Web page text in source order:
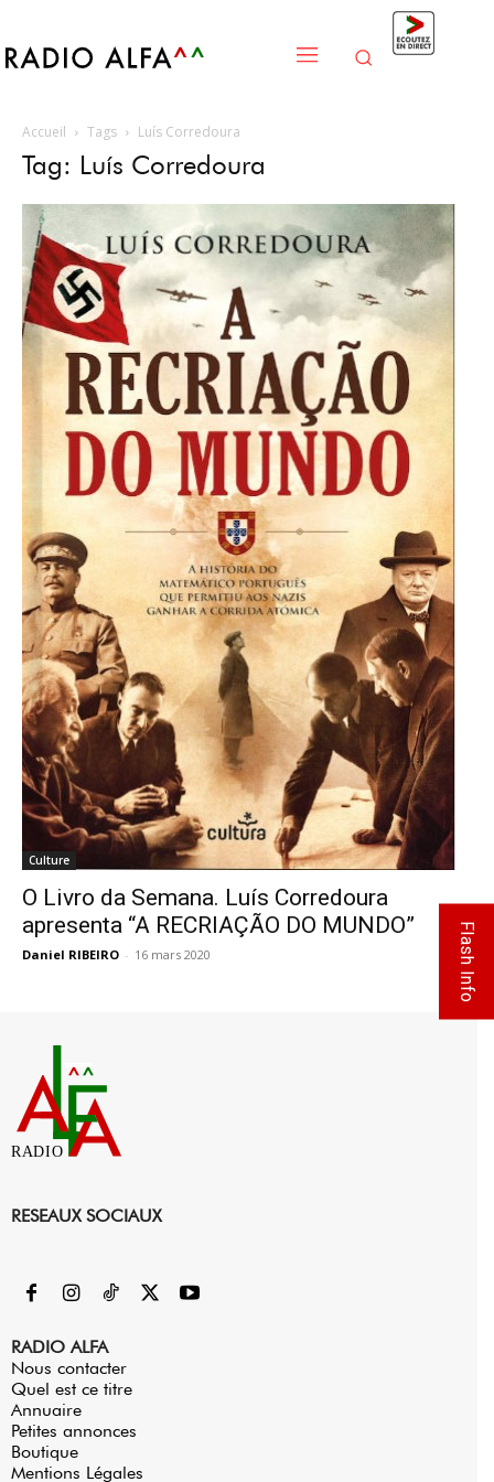
Accueil Tags Luís Corredoura
Tag: Luís Corredoura
Culture
O Livro da Semana. Luís Corredoura
apresenta “A RECRIAÇÃO DO MUNDO”
Daniel RIBEIRO - 16 mars 2020 0
RADIO
RESEAUX SOCIAUX
RADIO ALFA
Nous contacter
Quel est ce titre
Annuaire
Petites annonces
Boutique
Mentions Légales
Flash Info